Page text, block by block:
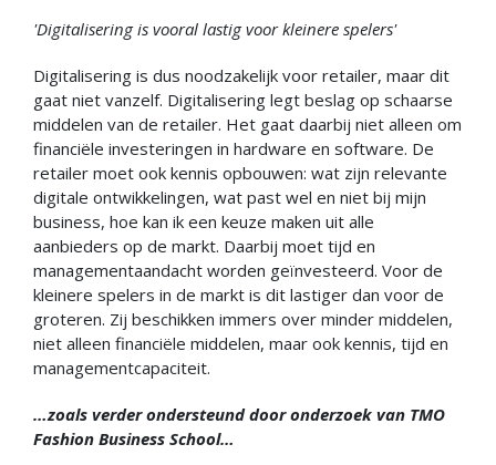
'Digitalisering is vooral lastig voor kleinere spelers'
Digitalisering is dus noodzakelijk voor retailer, maar dit
gaat niet vanzelf. Digitalisering legt beslag op schaarse
middelen van de retailer. Het gaat daarbij niet alleen om
financiële investeringen in hardware en software. De
retailer moet ook kennis opbouwen: wat zijn relevante
digitale ontwikkelingen, wat past wel en niet bij mijn
business, hoe kan ik een keuze maken uit alle
aanbieders op de markt. Daarbij moet tijd en
managementaandacht worden geïnvesteerd. Voor de
kleinere spelers in de markt is dit lastiger dan voor de
groteren. Zij beschikken immers over minder middelen,
niet alleen financiële middelen, maar ook kennis, tijd en
managementcapaciteit.
…zoals verder ondersteund door onderzoek van TMO
Fashion Business School…